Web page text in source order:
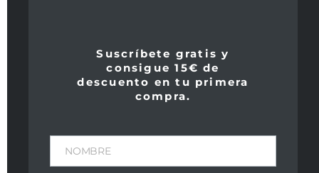
Consumo 2023-2033
Suscríbete gratis y
consigue 15€ de
descuento en tu primera
compra.
NOMBRE